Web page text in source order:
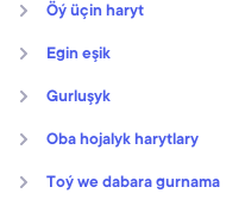
Öý üçin haryt
Egin eşik
Gurluşyk
Oba hojalyk harytlary
Toý we dabara gurnama